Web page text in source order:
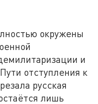
окружены
и
отступления к
русская
лишь